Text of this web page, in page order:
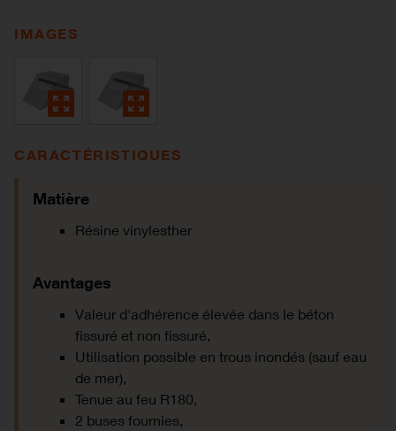
IMAGES
CARACTÉRISTIQUES
Matière
Résine vinylesther
Avantages
Valeur d'adhérence élevée dans le béton
fissuré et non fissuré,
Utilisation possible en trous inondés (sauf eau
de mer),
Tenue au feu R180,
2 buses fournies,